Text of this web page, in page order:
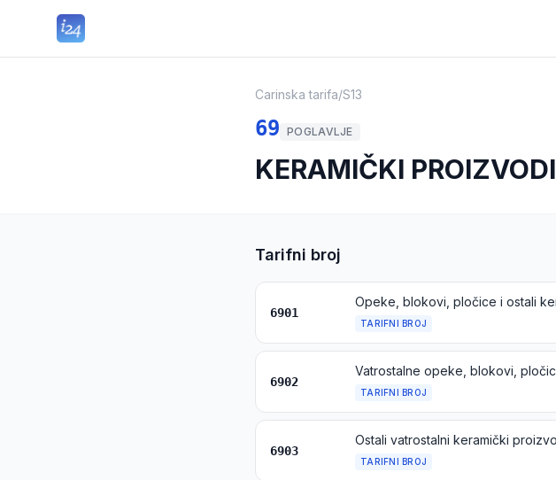
Carinska tarifa/S13
69 POGLAVLJE
KERAMIČKI PROIZVODI
Tarifni broj
6901
TARIFNI BROJ
6902
TARIFNI BROJ
6903
TARIFNI BROJ